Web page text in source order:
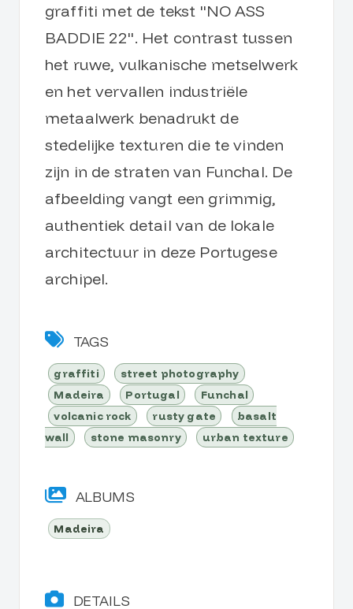
graffiti met de tekst "NO ASS
BADDIE 22". Het contrast tussen
het ruwe, vulkanische metselwerk
en het vervallen industriële
metaalwerk benadrukt de
stedelijke texturen die te vinden
zijn in de straten van Funchal. De
afbeelding vangt een grimmig,
authentiek detail van de lokale
architectuur in deze Portugese
archipel.
TAGS
graffiti
street photography
Madeira
Portugal
Funchal
volcanic rock
rusty gate
basalt
wall
stone masonry urban texture
ALBUMS
Madeira
DETAILS